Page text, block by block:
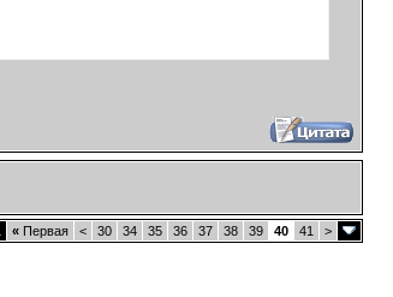
« Первая < 30 34 35 36 37 38 39 40 41 >